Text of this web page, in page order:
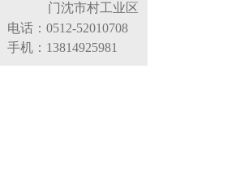
门沈市村工业区
电话：0512-52010708
手机：13814925981